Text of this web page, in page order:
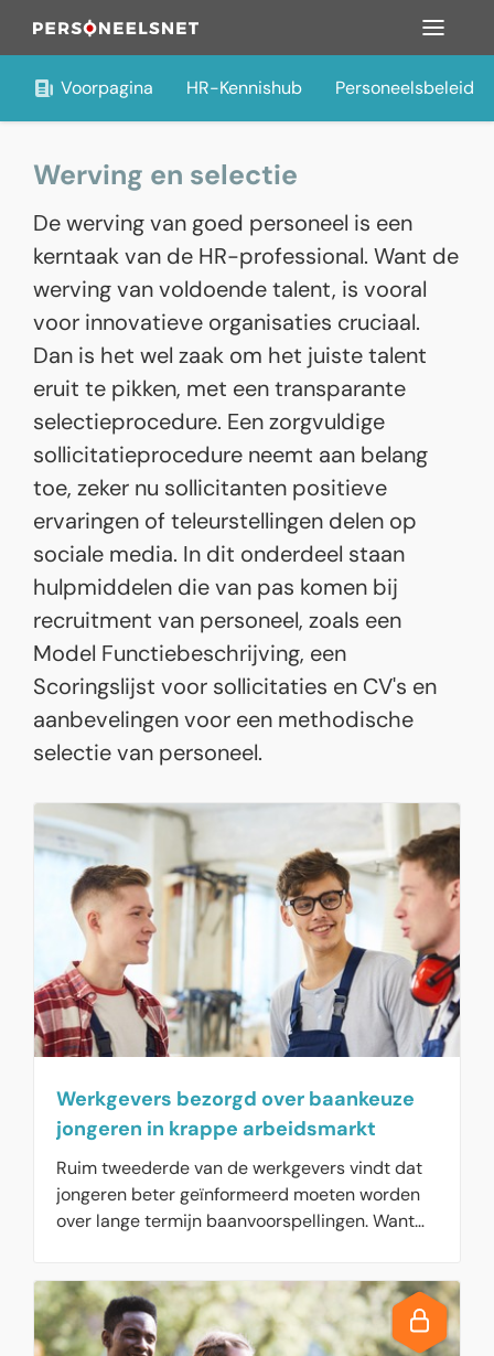
Voorpagina HR-Kennishub Personeelsbeleid
Werving en selectie
De werving van goed personeel is een
kerntaak van de HR-professional. Want de
werving van voldoende talent, is vooral
voor innovatieve organisaties cruciaal.
Dan is het wel zaak om het juiste talent
eruit te pikken, met een transparante
selectieprocedure. Een zorgvuldige
sollicitatieprocedure neemt aan belang
toe, zeker nu sollicitanten positieve
ervaringen of teleurstellingen delen op
sociale media. In dit onderdeel staan
hulpmiddelen die van pas komen bij
recruitment van personeel, zoals een
Model Functiebeschrijving, een
Scoringslijst voor sollicitaties en CV's en
aanbevelingen voor een methodische
selectie van personeel.
Werkgevers bezorgd over baankeuze
jongeren in krappe arbeidsmarkt
Ruim tweederde van de werkgevers vindt dat
jongeren beter geïnformeerd moeten worden
over lange termijn baanvoorspellingen. Want
nutteloze 'bullshit-banen' die geen
daadwerkelijke bijdrage leveren aan de